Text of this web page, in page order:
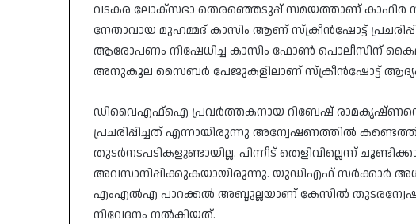
വടകര ലോക്‌സഭാ തെരഞ്ഞെടുപ്പ് സമയത്താണ് കാഫിർ
നേതാവായ മുഹമ്മദ് കാസിം ആണ് സ്‌ക്രീൻഷോട്ട്
ആരോപണം നിഷേധിച്ച കാസിം ഫോൺ പൊലീസിന്
അനുകൂല സൈബർ പേജുകളിലാണ് സ്‌ക്രീൻഷോട്ട് ആദ്യം
ഡിവൈഎഫ്‌ഐ പ്രവർത്തകനായ റിബേഷ് രാമകൃഷ്ണന്റെ
പ്രചരിപ്പിച്ചത് എന്നായിരുന്നു അന്വേഷണത്തിൽ
തുടർനടപടികളുണ്ടായില്ല. പിന്നീട് തെളിവില്ലെന്ന്
അവസാനിപ്പിക്കുകയായിരുന്നു. യുഡിഎഫ് സർക്കാർ
എംഎൽഎ പാറക്കൽ അബ്ദുല്ലയാണ് കേസിൽ
നിവേദനം നൽകിയത്.